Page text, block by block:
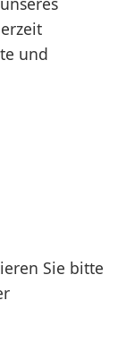
und
Sie bitte